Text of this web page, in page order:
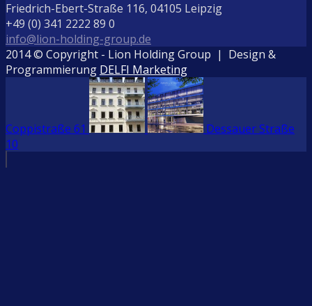
Friedrich-Ebert-Straße 116, 04105 Leipzig
+49 (0) 341 2222 89 0
info@lion-holding-group.de
2014 © Copyright - Lion Holding Group | Design &
Programmierung DELFI Marketing
Coppistraße 61
Dessauer Straße
10